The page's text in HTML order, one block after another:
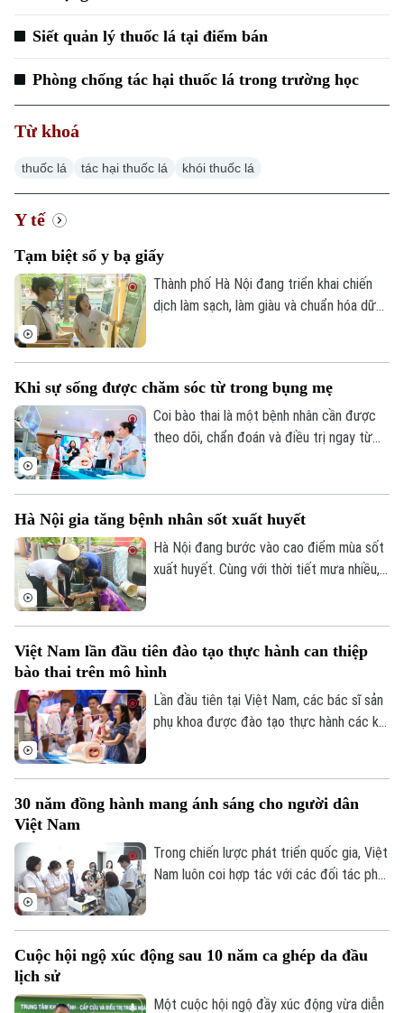
Xu hướng
Siết quản lý thuốc lá tại điểm bán
Phòng chống tác hại thuốc lá trong trường học
Từ khoá
thuốc lá tác hại thuốc lá khói thuốc lá
Y tế
Tạm biệt sổ y bạ giấy
Thành phố Hà Nội đang triển khai chiến
dịch làm sạch, làm giàu và chuẩn hóa dữ
ngày 15 tháng 10 năm 2026, mỗi người
dân trên địa bàn thành phố đều có một
Sổ sức khỏe điện tử.
Khi sự sống được chăm sóc từ trong bụng mẹ
Coi bào thai là một bệnh nhân cần được
theo dõi, chẩn đoán và điều trị ngay từ
mạnh tại Hội thảo quốc tế "Y học bào
thai: Từ chẩn đoán trước sinh đến điều trị
can thiệp bào thai đa chuyên ngành", diễn
Hà Nội gia tăng bệnh nhân sốt xuất huyết
Hà Nội đang bước vào cao điểm mùa sốt
xuất huyết. Cùng với thời tiết mưa nhiều,
đồng không chủ động thực hiện các biện
pháp phòng, chống.
Việt Nam lần đầu tiên đào tạo thực hành can thiệp
bào thai trên mô hình
Lần đầu tiên tại Việt Nam, các bác sĩ sản
phụ khoa được đào tạo thực hành các kỹ
thế giới. Hoạt động diễn ra trong khuôn
2026.
30 năm đồng hành mang ánh sáng cho người dân
Việt Nam
Trong chiến lược phát triển quốc gia, Việt
Nam luôn coi hợp tác với các đối tác phát
sức khỏe công bằng, bền vững. Trong lĩnh
lòa, Orbis - tổ chức phi chính phủ quốc tế
Cuộc hội ngộ xúc động sau 10 năm ca ghép da đầu
lịch sử
Một cuộc hội ngộ đầy xúc động vừa diễn